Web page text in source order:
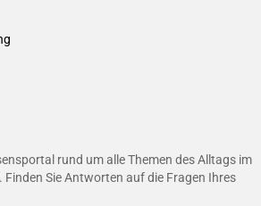
rund um alle Themen des Alltags im
Finden Sie Antworten auf die Fragen Ihres